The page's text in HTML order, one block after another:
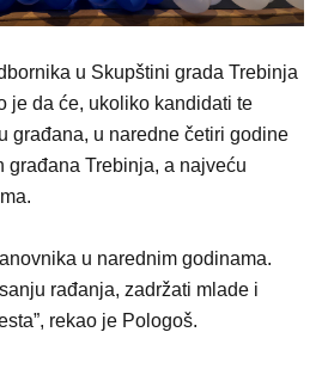
u Skupštini grada Trebinja
je da će, ukoliko kandidati te
građana, u naredne četiri godine
građana Trebinja, a najveću
u narednim godinama.
rađanja, zadržati mlade i
rekao je Pologoš.